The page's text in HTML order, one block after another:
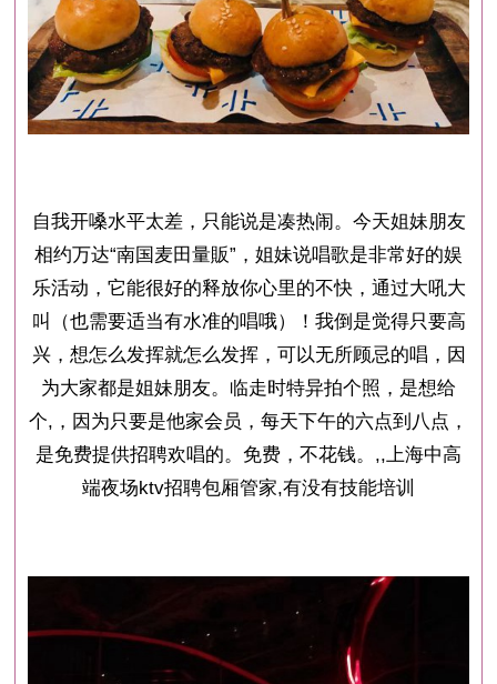
自我开嗓水平太差，只能说是凑热闹。今天姐妹朋友
相约万达“南国麦田量販”，姐妹说唱歌是非常好的娱
乐活动，它能很好的释放你心里的不快，通过大吼大
叫（也需要适当有水准的唱哦）！我倒是觉得只要高
兴，想怎么发挥就怎么发挥，可以无所顾忌的唱，因
为大家都是姐妹朋友。临走时特异拍个照，是想给
个,，因为只要是他家会员，每天下午的六点到八点，
是免费提供招聘欢唱的。免费，不花钱。,,上海中高
端夜场ktv招聘包厢管家,有没有技能培训